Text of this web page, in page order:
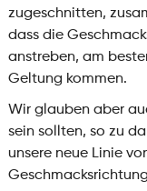
zugeschnitten,
dass die
anstreben, am
Geltung kommen.
Wir glauben aber
sein sollten, so zu
unsere neue Linie